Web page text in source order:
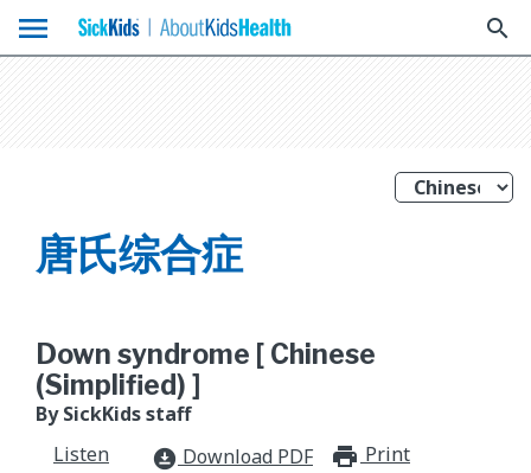
menu search
唐氏综合症
Down syndrome [ Chinese
(Simplified) ]
By SickKids staff
Listen
download_for_offline Download PDF Print